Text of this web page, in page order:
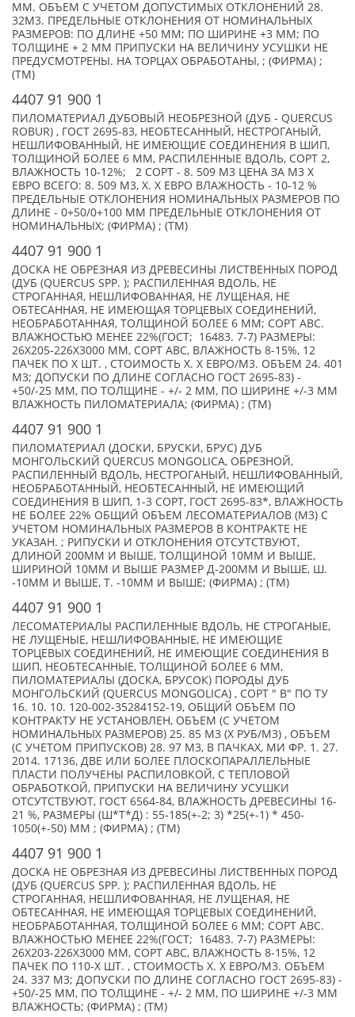
ММ. ОБЪЕМ С УЧЕТОМ ДОПУСТИМЫХ ОТКЛОНЕНИЙ 28.
32М3. ПРЕДЕЛЬНЫЕ ОТКЛОНЕНИЯ ОТ НОМИНАЛЬНЫХ
РАЗМЕРОВ: ПО ДЛИНЕ +50 ММ; ПО ШИРИНЕ +3 ММ; ПО
ТОЛЩИНЕ + 2 ММ ПРИПУСКИ НА ВЕЛИЧИНУ УСУШКИ НЕ
ПРЕДУСМОТРЕНЫ. НА ТОРЦАХ ОБРАБОТАНЫ, ; (ФИРМА) ;
(TM)
4407 91 900 1
ПИЛОМАТЕРИАЛ ДУБОВЫЙ НЕОБРЕЗНОЙ (ДУБ - QUERCUS
ROBUR) , ГОСТ 2695-83, НЕОБТЕСАННЫЙ, НЕСТРОГАНЫЙ,
НЕШЛИФОВАННЫЙ, НЕ ИМЕЮЩИЕ СОЕДИНЕНИЯ В ШИП,
ТОЛЩИНОЙ БОЛЕЕ 6 ММ, РАСПИЛЕННЫЕ ВДОЛЬ, СОРТ 2,
ВЛАЖНОСТЬ 10-12%; 2 СОРТ - 8. 509 М3 ЦЕНА ЗА М3 X
ЕВРО ВСЕГО: 8. 509 М3, X. X ЕВРО ВЛАЖНОСТЬ - 10-12 %
ПРЕДЕЛЬНЫЕ ОТКЛОНЕНИЯ НОМИНАЛЬНЫХ РАЗМЕРОВ ПО
ДЛИНЕ - 0+50/0+100 ММ ПРЕДЕЛЬНЫЕ ОТКЛОНЕНИЯ ОТ
НОМИНАЛЬНЫХ; (ФИРМА) ; (TM)
4407 91 900 1
ДОСКА НЕ ОБРЕЗНАЯ ИЗ ДРЕВЕСИНЫ ЛИСТВЕННЫХ ПОРОД
(ДУБ (QUERCUS SPP. ); РАСПИЛЕННАЯ ВДОЛЬ, НЕ
СТРОГАННАЯ, НЕШЛИФОВАННАЯ, НЕ ЛУЩЕНАЯ, НЕ
ОБТЕСАННАЯ, НЕ ИМЕЮЩАЯ ТОРЦЕВЫХ СОЕДИНЕНИЙ,
НЕОБРАБОТАННАЯ, ТОЛЩИНОЙ БОЛЕЕ 6 ММ; СОРТ АВС.
ВЛАЖНОСТЬЮ МЕНЕЕ 22%(ГОСТ; 16483. 7-7) РАЗМЕРЫ:
26Х205-226Х3000 ММ, СОРТ АВС, ВЛАЖНОСТЬ 8-15%, 12
ПАЧЕК ПО X ШТ. , СТОИМОСТЬ X. X ЕВРО/М3. ОБЪЕМ 24. 401
М3; ДОПУСКИ ПО ДЛИНЕ СОГЛАСНО ГОСТ 2695-83) -
+50/-25 ММ, ПО ТОЛЩИНЕ - +/- 2 ММ, ПО ШИРИНЕ +/-3 ММ
ВЛАЖНОСТЬ ПИЛОМАТЕРИАЛА; (ФИРМА) ; (TM)
4407 91 900 1
ПИЛОМАТЕРИАЛ (ДОСКИ, БРУСКИ, БРУС) ДУБ
МОНГОЛЬСКИЙ QUERCUS MONGOLICA, ОБРЕЗНОЙ,
РАСПИЛЕННЫЙ ВДОЛЬ, НЕСТРОГАНЫЙ, НЕШЛИФОВАННЫЙ,
НЕОБРАБОТАННЫЙ, НЕОБТЕСАННЫЙ, НЕ ИМЕЮЩИЙ
СОЕДИНЕНИЯ В ШИП, 1-3 СОРТ, ГОСТ 2695-83*, ВЛАЖНОСТЬ
НЕ БОЛЕЕ 22% ОБЩИЙ ОБЪЕМ ЛЕСОМАТЕРИАЛОВ (М3) С
УЧЕТОМ НОМИНАЛЬНЫХ РАЗМЕРОВ В КОНТРАКТЕ НЕ
УКАЗАН. ; РИПУСКИ И ОТКЛОНЕНИЯ ОТСУТСТВУЮТ,
ДЛИНОЙ 200ММ И ВЫШЕ, ТОЛЩИНОЙ 10ММ И ВЫШЕ,
ШИРИНОЙ 10ММ И ВЫШЕ РАЗМЕР Д-200ММ И ВЫШЕ, Ш.
-10ММ И ВЫШЕ, Т. -10ММ И ВЫШЕ; (ФИРМА) ; (TM)
4407 91 900 1
ЛЕСОМАТЕРИАЛЫ РАСПИЛЕННЫЕ ВДОЛЬ, НЕ СТРОГАНЫЕ,
НЕ ЛУЩЕНЫЕ, НЕШЛИФОВАННЫЕ, НЕ ИМЕЮЩИЕ
ТОРЦЕВЫХ СОЕДИНЕНИЙ, НЕ ИМЕЮЩИЕ СОЕДИНЕНИЯ В
ШИП, НЕОБТЕСАННЫЕ, ТОЛЩИНОЙ БОЛЕЕ 6 ММ,
ПИЛОМАТЕРИАЛЫ (ДОСКА, БРУСОК) ПОРОДЫ ДУБ
МОНГОЛЬСКИЙ (QUERCUS MONGOLICA) , СОРТ " В" ПО ТУ
16. 10. 10. 120-002-35284152-19, ОБЩИЙ ОБЪЕМ ПО
КОНТРАКТУ НЕ УСТАНОВЛЕН, ОБЪЕМ (С УЧЕТОМ
НОМИНАЛЬНЫХ РАЗМЕРОВ) 25. 85 М3 (X РУБ/М3) , ОБЪЕМ
(С УЧЕТОМ ПРИПУСКОВ) 28. 97 М3, В ПАЧКАХ, МИ ФР. 1. 27.
2014. 17136, ДВЕ ИЛИ БОЛЕЕ ПЛОСКОПАРАЛЛЕЛЬНЫЕ
ПЛАСТИ ПОЛУЧЕНЫ РАСПИЛОВКОЙ, С ТЕПЛОВОЙ
ОБРАБОТКОЙ, ПРИПУСКИ НА ВЕЛИЧИНУ УСУШКИ
ОТСУТСТВУЮТ, ГОСТ 6564-84, ВЛАЖНОСТЬ ДРЕВЕСИНЫ 16-
21 %, РАЗМЕРЫ (Ш*Т*Д) : 55-185(+-2; 3) *25(+-1) * 450-
1050(+-50) ММ ; (ФИРМА) ; (TM)
4407 91 900 1
ДОСКА НЕ ОБРЕЗНАЯ ИЗ ДРЕВЕСИНЫ ЛИСТВЕННЫХ ПОРОД
(ДУБ (QUERCUS SPP. ); РАСПИЛЕННАЯ ВДОЛЬ, НЕ
СТРОГАННАЯ, НЕШЛИФОВАННАЯ, НЕ ЛУЩЕНАЯ, НЕ
ОБТЕСАННАЯ, НЕ ИМЕЮЩАЯ ТОРЦЕВЫХ СОЕДИНЕНИЙ,
НЕОБРАБОТАННАЯ, ТОЛЩИНОЙ БОЛЕЕ 6 ММ; СОРТ АВС.
ВЛАЖНОСТЬЮ МЕНЕЕ 22%(ГОСТ; 16483. 7-7) РАЗМЕРЫ:
26Х203-226Х3000 ММ, СОРТ АВС, ВЛАЖНОСТЬ 8-15%, 12
ПАЧЕК ПО 110-X ШТ. , СТОИМОСТЬ X. X ЕВРО/М3. ОБЪЕМ
24. 337 М3; ДОПУСКИ ПО ДЛИНЕ СОГЛАСНО ГОСТ 2695-83) -
+50/-25 ММ, ПО ТОЛЩИНЕ - +/- 2 ММ, ПО ШИРИНЕ +/-3 ММ
ВЛАЖНОСТЬ; (ФИРМА) ; (TM)